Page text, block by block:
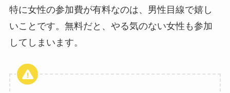
特に女性の参加費が有料なのは、男性目線で嬉し
いことです。無料だと、やる気のない女性も参加
してしまいます。